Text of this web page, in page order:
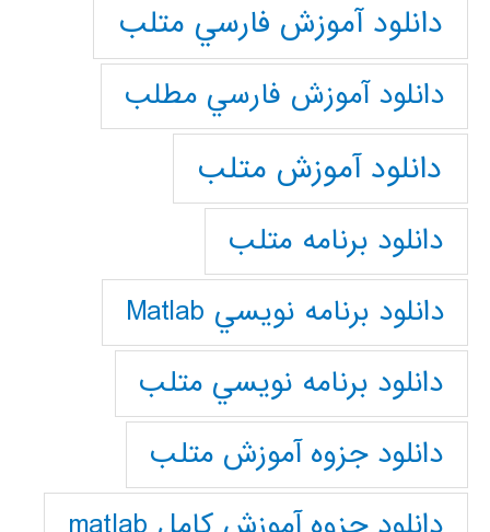
دانلود آموزش فارسي متلب
دانلود آموزش فارسي مطلب
دانلود آموزش متلب
دانلود برنامه متلب
دانلود برنامه نويسي Matlab
دانلود برنامه نويسي متلب
دانلود جزوه آموزش متلب